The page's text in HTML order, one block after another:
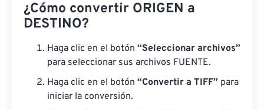
¿Cómo convertir ORIGEN a
DESTINO?
Haga clic en el botón “Seleccionar archivos”
para seleccionar sus archivos FUENTE.
Haga clic en el botón “Convertir a TIFF” para
iniciar la conversión.